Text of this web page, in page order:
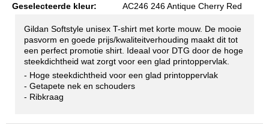
Geselecteerde kleur: AC246 246 Antique Cherry Red
Gildan Softstyle unisex T-shirt met korte mouw. De mooie
pasvorm en goede prijs/kwaliteitverhouding maakt dit tot
een perfect promotie shirt. Ideaal voor DTG door de hoge
steekdichtheid wat zorgt voor een glad printoppervlak.
- Hoge steekdichtheid voor een glad printoppervlak
- Getapete nek en schouders
- Ribkraag